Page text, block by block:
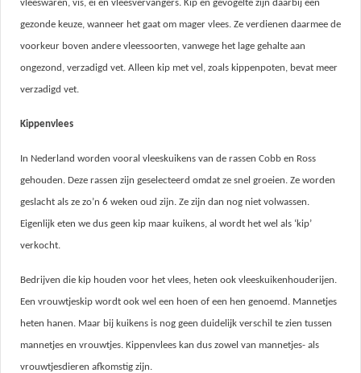
vleeswaren, vis, ei en vleesvervangers. Kip en gevogelte zijn daarbij een
gezonde keuze, wanneer het gaat om mager vlees. Ze verdienen daarmee de
voorkeur boven andere vleessoorten, vanwege het lage gehalte aan
ongezond, verzadigd vet. Alleen kip met vel, zoals kippenpoten, bevat meer
verzadigd vet.
Kippenvlees
In Nederland worden vooral vleeskuikens van de rassen Cobb en Ross
gehouden. Deze rassen zijn geselecteerd omdat ze snel groeien. Ze worden
geslacht als ze zo’n 6 weken oud zijn. Ze zijn dan nog niet volwassen.
Eigenlijk eten we dus geen kip maar kuikens, al wordt het wel als ‘kip’
verkocht.
Bedrijven die kip houden voor het vlees, heten ook vleeskuikenhouderijen.
Een vrouwtjeskip wordt ook wel een hoen of een hen genoemd. Mannetjes
heten hanen. Maar bij kuikens is nog geen duidelijk verschil te zien tussen
mannetjes en vrouwtjes. Kippenvlees kan dus zowel van mannetjes- als
vrouwtjesdieren afkomstig zijn.